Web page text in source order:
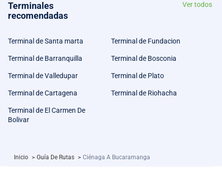
Terminales
recomendadas
Ver todos
Terminal de Santa marta Terminal de Fundacion
Terminal de Barranquilla Terminal de Bosconia
Terminal de Valledupar Terminal de Plato
Terminal de Cartagena Terminal de Riohacha
Terminal de El Carmen De
Bolivar
Inicio > Guía De Rutas > Ciénaga A Bucaramanga